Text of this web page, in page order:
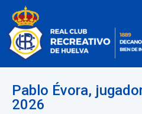
Pablo Évora,
2026